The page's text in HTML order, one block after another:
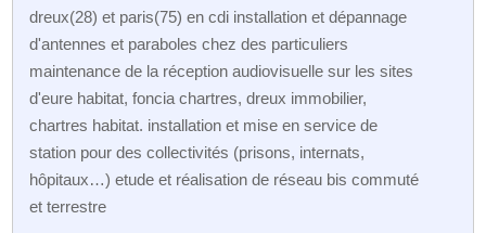
dreux(28) et paris(75) en cdi installation et dépannage
d'antennes et paraboles chez des particuliers
maintenance de la réception audiovisuelle sur les sites
d'eure habitat, foncia chartres, dreux immobilier,
chartres habitat. installation et mise en service de
station pour des collectivités (prisons, internats,
hôpitaux…) etude et réalisation de réseau bis commuté
et terrestre